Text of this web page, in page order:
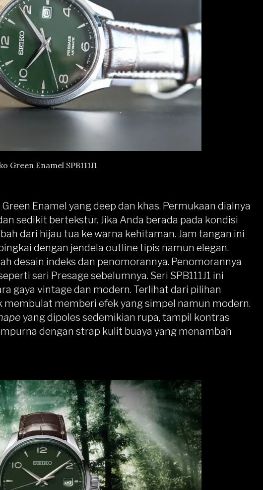
Green Enamel SPB111J1
Enamel yang deep dan khas. Permukaan dialnya
sedikit bertekstur. Jika Anda berada pada kondisi
dari hijau tua ke warna kehitaman. Jam tangan ini
dengan jendela outline tipis namun elegan.
desain indeks dan penomorannya. Penomorannya
seri Presage sebelumnya. Seri SPB111J1 ini
gaya vintage dan modern. Terlihat dari pilihan
membulat memberi efek yang simpel namun modern.
yang dipoles sedemikian rupa, tampil kontras
dengan strap kulit buaya yang menambah